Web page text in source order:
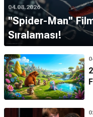
04.08.2026
''Spider-Man''
Sıralaması!